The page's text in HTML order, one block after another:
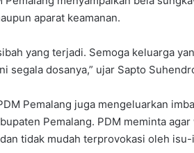
aparat keamanan.
yang terjadi. Semoga keluarga
segala dosanya,” ujar Sapto
Pemalang juga mengeluarkan
Pemalang. PDM meminta
tidak mudah terprovokasi oleh